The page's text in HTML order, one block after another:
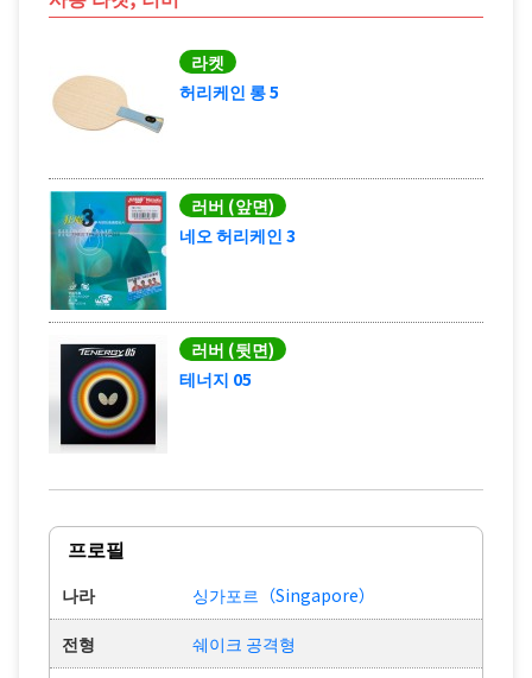
라켓
허리케인 롱 5
러버 (앞면)
네오 허리케인 3
러버 (뒷면)
테너지 05
프로필
나라 싱가포르（Singapore）
전형 쉐이크 공격형